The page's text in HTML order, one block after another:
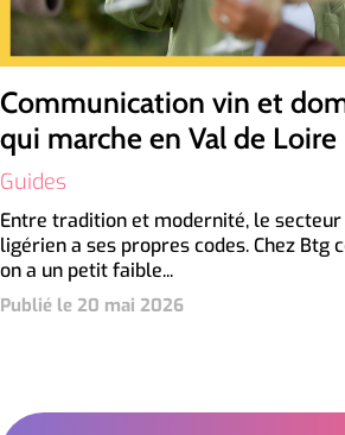
Communication vin et
qui marche en Val de Loire
Guides
Entre tradition et modernité, le
ligérien a ses propres codes. Chez Btg
on a un petit faible...
Publié le 20 mai 2026